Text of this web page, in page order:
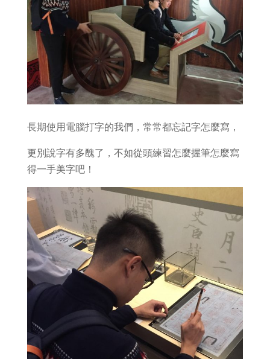
長期使用電腦打字的我們，常常都忘記字怎麼寫，
更別說字有多醜了，不如從頭練習怎麼握筆怎麼寫
得一手美字吧！